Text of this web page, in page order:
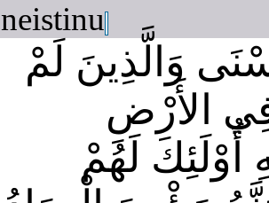
neistinu
وَالَّذِينَ لَمْ
فِي الأَرْضِ
أُوْلَئِكَ لَهُمْ